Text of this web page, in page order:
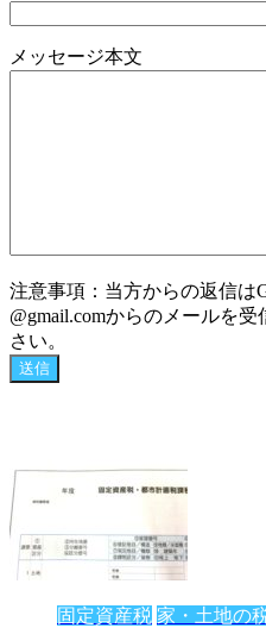
メッセージ本文
注意事項：当方からの返信は
@gmail.comからのメールを
さい。
固定資産税 家・土地の